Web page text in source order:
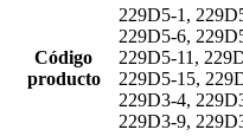
Código
producto
229D5-1,
229D5-6,
229D5-11,
229D5-15,
229D3-4,
229D3-9,